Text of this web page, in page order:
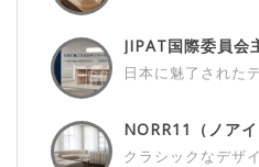
JIPAT国際委員会
日本に魅了された
NORR11（ノア
クラシックなデザ